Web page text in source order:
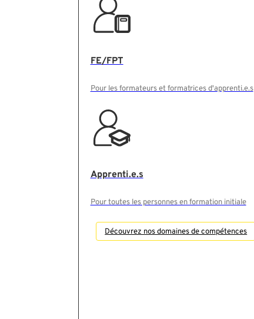
FE/FPT
Pour les formateurs et formatrices d'apprenti.e.s
Apprenti.e.s
Pour toutes les personnes en formation initiale
Découvrez nos domaines de compétences